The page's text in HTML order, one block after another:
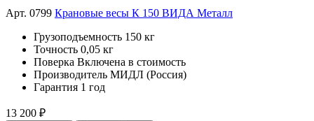
Арт. 0799 Крановые весы К 150 ВИДА Металл
Грузоподъемность 150 кг
Точность 0,05 кг
Поверка Включена в стоимость
Производитель МИДЛ (Россия)
Гарантия 1 год
13 200 ₽